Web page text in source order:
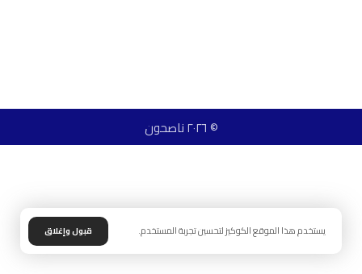
© ٢٠٢٦ ناصحون
يستخدم هذا الموقع الكوكيز لتحسين تجربة المستخدم. قبول وإغلاق